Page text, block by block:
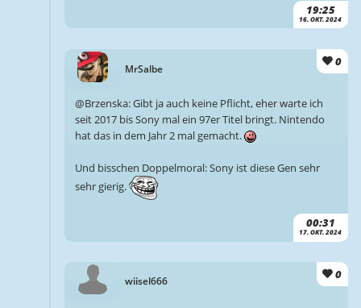
19:25
16. OKT. 2024
MrSalbe
0
00:31
17. OKT. 2024
@Brzenska: Gibt ja auch keine Pflicht, eher warte ich
seit 2017 bis Sony mal ein 97er Titel bringt. Nintendo
hat das in dem Jahr 2 mal gemacht.
Und bisschen Doppelmoral: Sony ist diese Gen sehr
sehr gierig.
wiisel666 0